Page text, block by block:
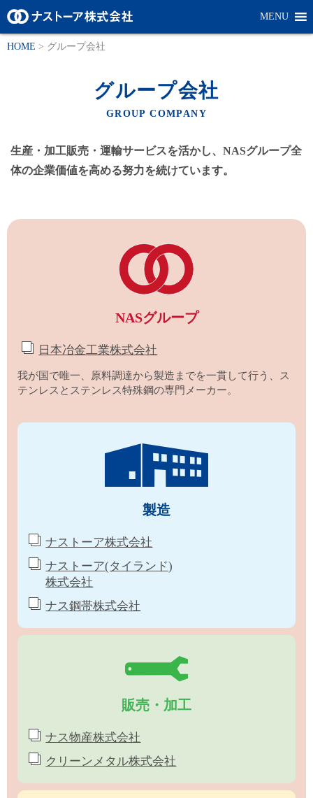
MENU
HOME > グループ会社
グループ会社
GROUP COMPANY
生産・加工販売・運輸サービスを活かし、NASグループ全
体の企業価値を高める努力を続けています。
NASグループ
日本冶金工業株式会社
我が国で唯一、原料調達から製造までを一貫して行う、ス
テンレスとステンレス特殊鋼の専門メーカー。
製造
ナストーア株式会社
ナストーア(タイランド)
株式会社
ナス鋼帯株式会社
販売・加工
ナス物産株式会社
クリーンメタル株式会社